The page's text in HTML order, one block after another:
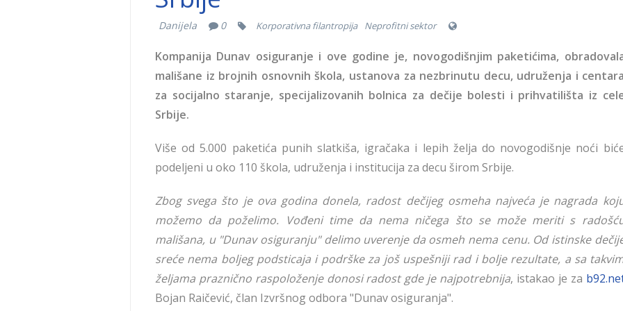
Danijela 0 Korporativna filantropija Neprofitni sektor
Kompanija Dunav osiguranje i ove godine je, novogodišnjim paketićima,
mališane iz brojnih osnovnih škola, ustanova za nezbrinutu decu, udruženja i centara
za socijalno staranje, specijalizovanih bolnica za dečije bolesti i prihvatilišta iz
Srbije.
Više od 5.000 paketića punih slatkiša, igračaka i lepih želja do novogodišnje noći
podeljeni u oko 110 škola, udruženja i institucija za decu širom Srbije.
Zbog svega što je ova godina donela, radost dečijeg osmeha najveća je nagrada
možemo da poželimo. Vođeni time da nema ničega što se može meriti s
mališana, u "Dunav osiguranju" delimo uverenje da osmeh nema cenu. Od istinske
sreće nema boljeg podsticaja i podrške za još uspešniji rad i bolje rezultate, a sa
željama praznično raspoloženje donosi radost gde je najpotrebnija, istakao je za
Bojan Raičević, član Izvršnog odbora "Dunav osiguranja".